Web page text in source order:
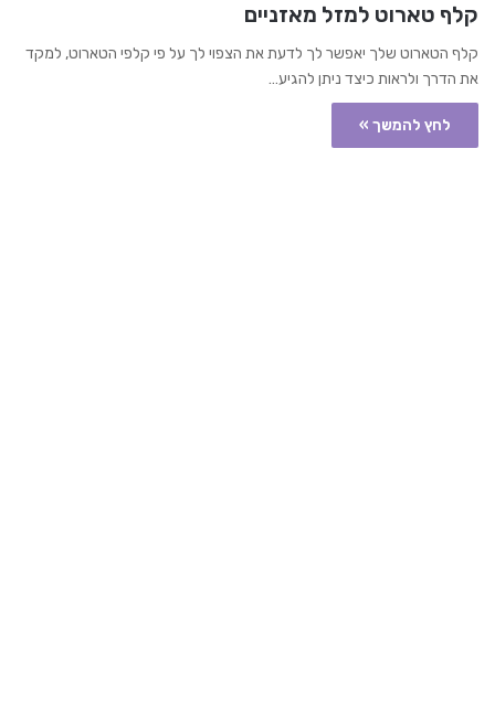
קלף טארוט למזל מאזניים
קלף הטארוט שלך יאפשר לך לדעת את הצפוי לך על פי קלפי הטארוט, למקד
את הדרך ולראות כיצד ניתן להגיע…
לחץ להמשך »